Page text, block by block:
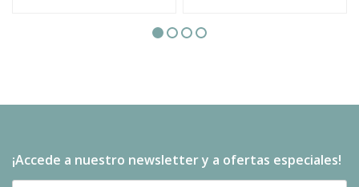
¡Accede a nuestro newsletter y a ofertas especiales!